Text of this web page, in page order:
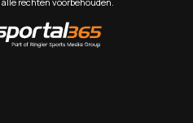
by
Sportal365